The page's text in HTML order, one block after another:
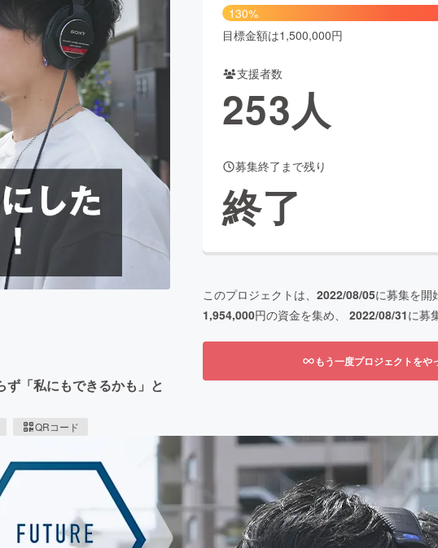
ビューティー・ヘルスケア
for Social GoodCAMPFIRE Creation
ふるさと納税machi-ya コミュニティ
ず「私にもできるかも」と
QRコード
130%
目標金額は1,500,000円
支援者数
253人
募集終了まで残り
終了
このプロジェクトは、 2022/08/05に募集を開
1,954,000円の資金を集め、 2022/08/31に募
もう一度プロジェクトをや